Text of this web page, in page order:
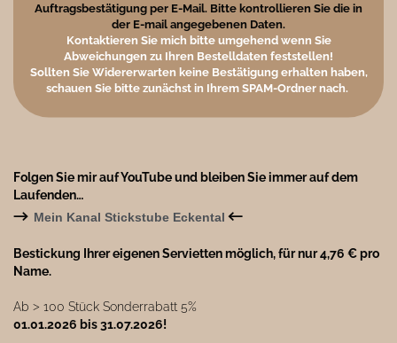
Auftragsbestätigung per E-Mail. Bitte kontrollieren Sie die in
der E-mail angegebenen Daten.
Kontaktieren Sie mich bitte umgehend wenn Sie
Abweichungen zu Ihren Bestelldaten feststellen!
Sollten Sie Widererwarten keine Bestätigung erhalten haben,
schauen Sie bitte zunächst in Ihrem SPAM-Ordner nach.
Folgen Sie mir auf YouTube und bleiben Sie immer auf dem
Laufenden…
→ Mein Kanal Stickstube Eckental ←
Bestickung Ihrer eigenen Servietten möglich, für nur 4,76 € pro
Name.
Ab ˃ 100 Stück Sonderrabatt 5%
01.01.2026 bis 31.07.2026!